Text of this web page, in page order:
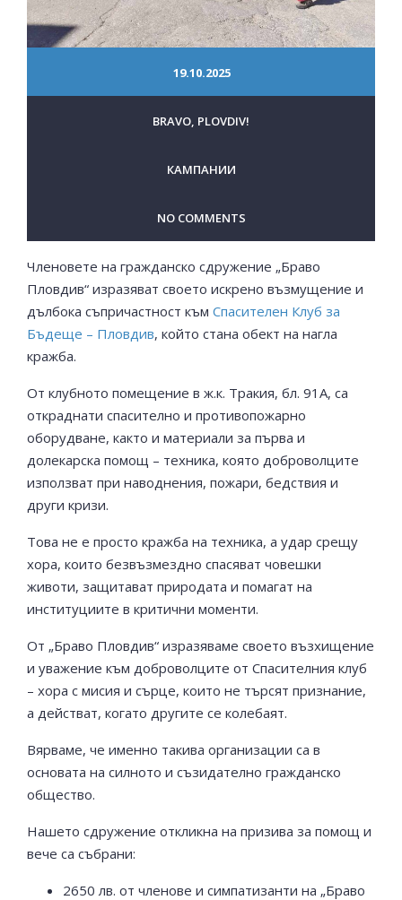
19.10.2025
BRAVO, PLOVDIV!
КАМПАНИИ
NO COMMENTS
Членовете на гражданско сдружение „Браво
Пловдив“ изразяват своето искрено възмущение и
дълбока съпричастност към Спасителен Клуб за
Бъдеще – Пловдив, който стана обект на нагла
кражба.
От клубното помещение в ж.к. Тракия, бл. 91А, са
откраднати спасително и противопожарно
оборудване, както и материали за първа и
долекарска помощ – техника, която доброволците
използват при наводнения, пожари, бедствия и
други кризи.
Това не е просто кражба на техника, а удар срещу
хора, които безвъзмездно спасяват човешки
животи, защитават природата и помагат на
институциите в критични моменти.
От „Браво Пловдив“ изразяваме своето възхищение
и уважение към доброволците от Спасителния клуб
– хора с мисия и сърце, които не търсят признание,
а действат, когато другите се колебаят.
Вярваме, че именно такива организации са в
основата на силното и съзидателно гражданско
общество.
Нашето сдружение откликна на призива за помощ и
вече са събрани:
2650 лв. от членове и симпатизанти на „Браво